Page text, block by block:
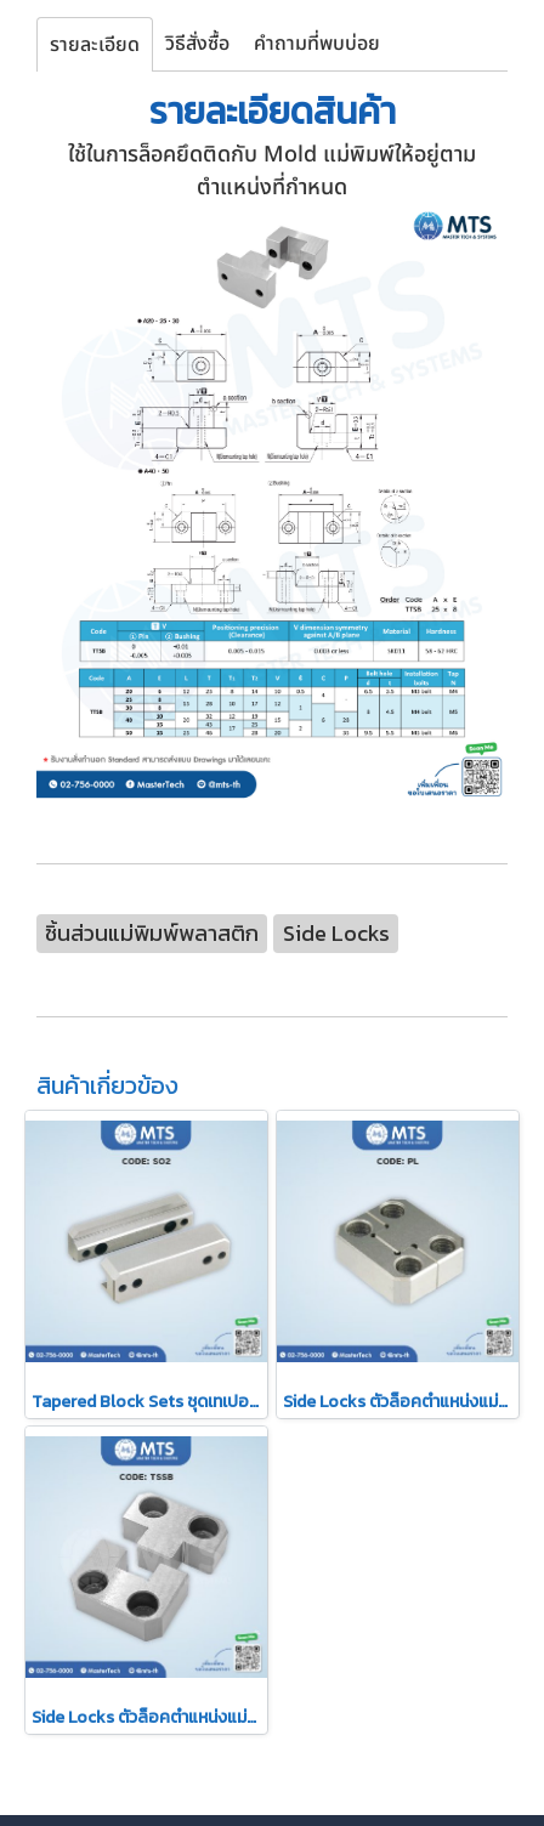
รายละเอียด วิธีสั่งซื้อ คำถามที่พบบ่อย
รายละเอียดสินค้า
ใช้ในการล็อคยึดติดกับ Mold แม่พิมพ์ให้อยู่ตาม
ตำแหน่งที่กำหนด
ชิ้นส่วนแม่พิมพ์พลาสติก Side Locks
สินค้าเกี่ยวข้อง
Tapered Block Sets ชุดเทเปอร์บล็อค (S02) Side Locks ตัวล็อคตำแหน่งแม่พิมพ์
Side Locks ตัวล็อคตำแหน่งแม่พิมพ์ (TSSB)